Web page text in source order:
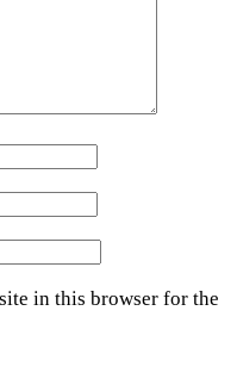
in this browser for the